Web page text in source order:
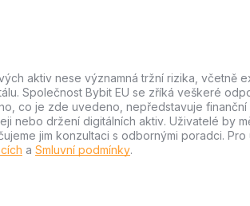
aktiv nese významná tržní rizika, včetně
Společnost Bybit EU se zříká veškeré
co je zde uvedeno, nepředstavuje finanční
nebo držení digitálních aktiv. Uživatelé by
jim konzultaci s odbornými poradci.
a Smluvní podmínky.